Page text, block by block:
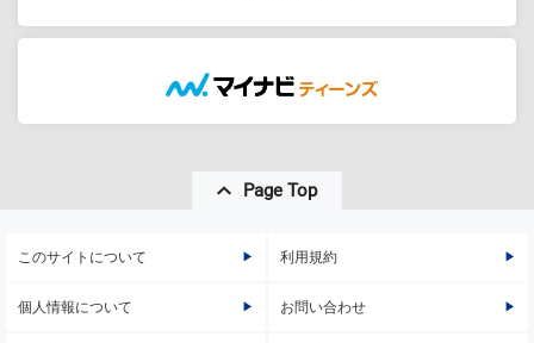
Page Top
このサイトについて 利用規約
個人情報について お問い合わせ